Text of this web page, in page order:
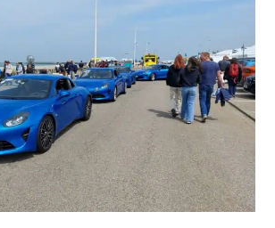
Après
Leur
Défaite
À
Domicile
Face
Aux
Denver Nuggets
En
Play-
Offs
NBA